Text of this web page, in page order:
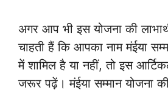
अगर आप भी इस योजना की
चाहती हैं कि आपका नाम मंईया
में शामिल है या नहीं, तो इस
जरूर पढ़ें। मंईया सम्मान योजना